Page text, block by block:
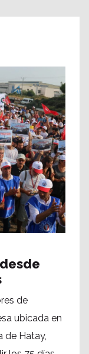
de
ubicada en
de Hatay,